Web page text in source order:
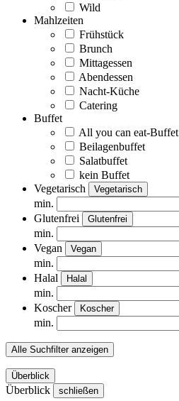
Wild
Mahlzeiten
Frühstück
Brunch
Mittagessen
Abendessen
Nacht-Küche
Catering
Buffet
All you can eat-Buffet
Beilagenbuffet
Salatbuffet
kein Buffet
Vegetarisch
Vegetarisch
min.
Glutenfrei
Glutenfrei
min.
Vegan
Vegan
min.
Halal
Halal
min.
Koscher
Koscher
min.
Alle Suchfilter anzeigen
Überblick
Überblick schließen